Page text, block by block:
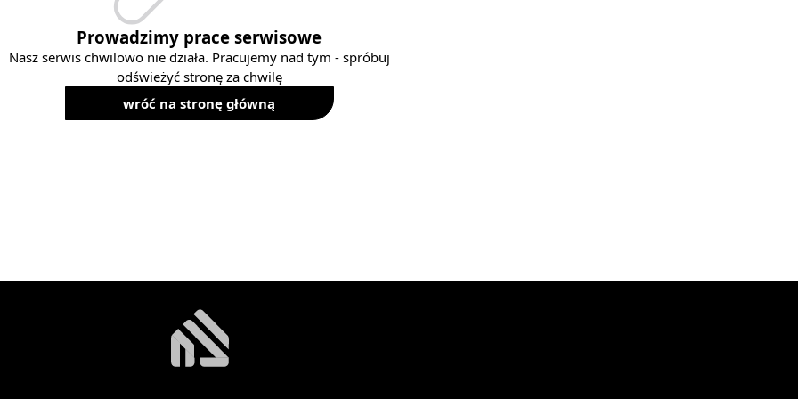
Prowadzimy prace serwisowe
Nasz serwis chwilowo nie działa. Pracujemy nad tym - spróbuj
odświeżyć stronę za chwilę
wróć na stronę główną